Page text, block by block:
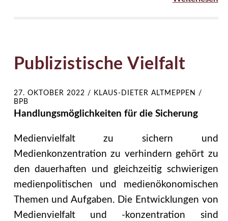
Publizistische Vielfalt
27. OKTOBER 2022 /
KLAUS-DIETER ALTMEPPEN /
BPB
Handlungsmöglichkeiten für die Sicherung
Medienvielfalt zu sichern und
Medienkonzentration zu verhindern gehört zu
den dauerhaften und gleichzeitig schwierigen
medienpolitischen und medienökonomischen
Themen und Aufgaben. Die Entwicklungen von
Medienvielfalt und -konzentration sind